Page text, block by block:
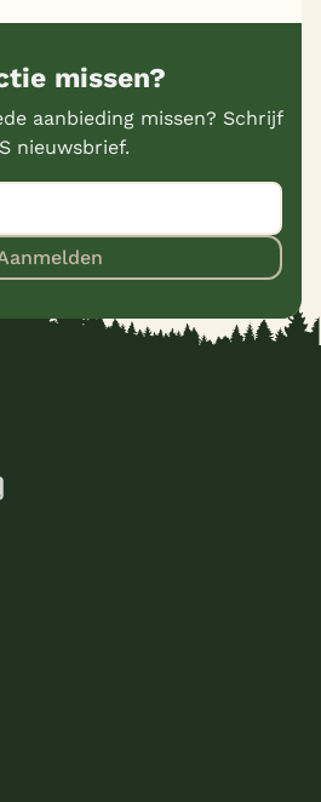
missen?
aanbieding missen? Schrijf
nieuwsbrief.